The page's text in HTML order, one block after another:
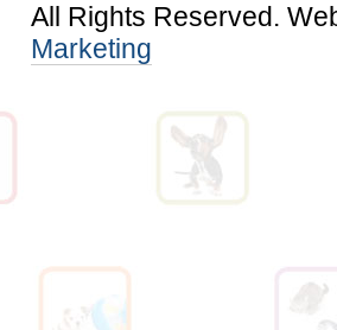
All Rights Reserved.
Marketing